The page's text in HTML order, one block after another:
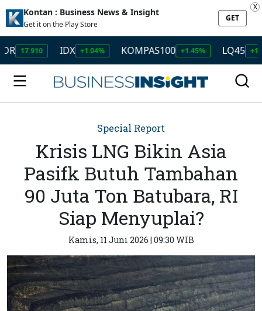
Kontan : Business News & Insight
Get it on the Play Store
GET
X
IDX +1.04% KOMPAS100 +1.45% LQ45 +1.50%
Special Report
Krisis LNG Bikin Asia
Pasifk Butuh Tambahan
90 Juta Ton Batubara, RI
Siap Menyuplai?
Kamis, 11 Juni 2026 | 09:30 WIB